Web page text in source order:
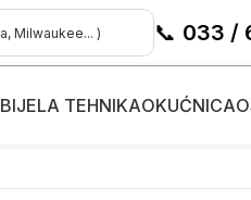
📞 033 /
BIJELA TEHNIKAOKUĆNICA